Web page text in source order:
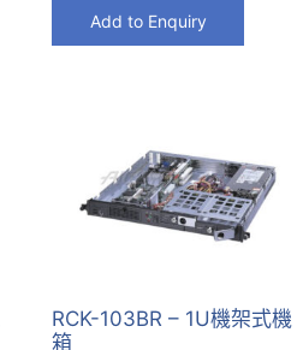
Add to Enquiry
RCK-103BR – 1U機架式機
箱